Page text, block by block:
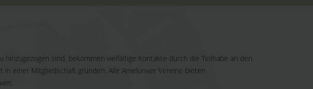
sind, bekommen vielfältige Kontakte durch die Teilhabe an den
einer Mitgliedschaft gründen. Alle Amelunxer Vereine bieten